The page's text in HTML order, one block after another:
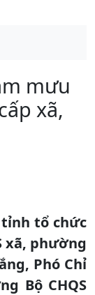
mưu
xã,
tỉnh tổ chức
xã, phường
Phó Chỉ
Bộ CHQS